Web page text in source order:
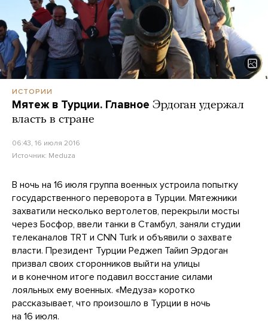
ИСТОРИИ
Мятеж в Турции. Главное Эрдоган удержал
власть в стране
06:43, 16 июля 2016
Источник: Meduza
В ночь на 16 июля группа военных устроила попытку
государственного переворота в Турции. Мятежники
захватили несколько вертолетов, перекрыли мосты
через Босфор, ввели танки в Стамбул, заняли студии
телеканалов TRT и CNN Turk и объявили о захвате
власти. Президент Турции Реджеп Тайип Эрдоган
призвал своих сторонников выйти на улицы
и в конечном итоге подавил восстание силами
лояльных ему военных. «Медуза» коротко
рассказывает, что произошло в Турции в ночь
на 16 июля.